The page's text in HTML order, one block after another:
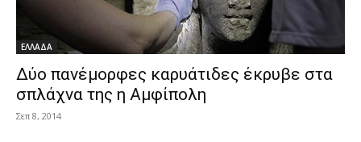
ΕΛΛΑΔΑ
Δύο πανέμορφες καρυάτιδες έκρυβε στα
σπλάχνα της η Αμφίπολη
Σεπ 8, 2014